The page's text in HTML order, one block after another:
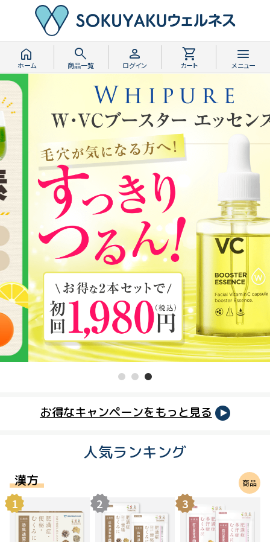
home
ホーム
search
商品一覧
person
ログイン
shopping_cart
カート
menu
メニュー
お得なキャンペーンをもっと見る
人気ランキング
漢方 商品